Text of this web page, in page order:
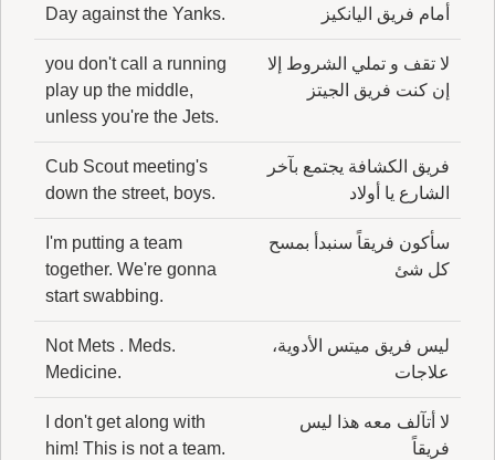
أمام فريق اليانكيز
Day against the Yanks.
لا تقف و تملي الشروط إلا
إن كنت فريق الجيتز
you don't call a running
play up the middle,
unless you're the Jets.
فريق الكشافة يجتمع بآخر
الشارع يا أولاد
Cub Scout meeting's
down the street, boys.
سأكون فريقاً سنبدأ بمسح
كل شئ
I'm putting a team
together. We're gonna
start swabbing.
ليس فريق ميتس الأدوية،
علاجات
Not Mets . Meds.
Medicine.
لا أتآلف معه هذا ليس
فريقاً
I don't get along with
him! This is not a team.